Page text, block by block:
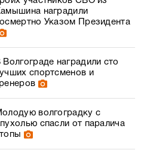
наградили
Указом Президента
Волгограде наградили сто
спортсменов и
волгоградку с
спасли от паралича